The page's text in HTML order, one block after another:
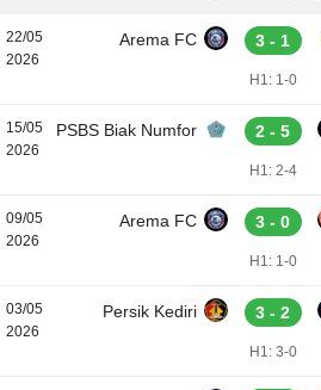
22/05
2026
Arema FC 3 - 1
H1: 1-0
15/05
2026
PSBS Biak Numfor 2 - 5
H1: 2-4
09/05
2026
Arema FC 3 - 0
H1: 1-0
03/05
2026
Persik Kediri 3 - 2
H1: 3-0